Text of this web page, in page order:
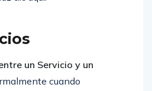
un Servicio y un
cuando